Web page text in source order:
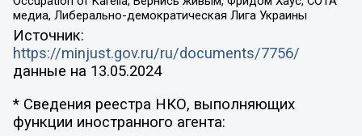
медиа, Либерально-демократическая Лига Украины
Источник:
https://minjust.gov.ru/ru/documents/7756/
данные на 13.05.2024
* Сведения реестра НКО, выполняющих
функции иностранного агента: